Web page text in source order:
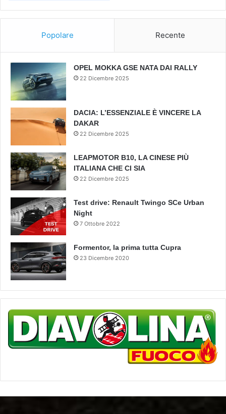
Popolare Recente
OPEL MOKKA GSE NATA DAI RALLY
22 Dicembre 2025
DACIA: L’ESSENZIALE È VINCERE LA
DAKAR
22 Dicembre 2025
LEAPMOTOR B10, LA CINESE PIÙ
ITALIANA CHE CI SIA
22 Dicembre 2025
Test drive: Renault Twingo SCe Urban
Night
7 Ottobre 2022
Formentor, la prima tutta Cupra
23 Dicembre 2020